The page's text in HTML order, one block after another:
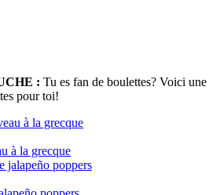
: Tu es fan de boulettes? Voici une
pour toi!
à la grecque